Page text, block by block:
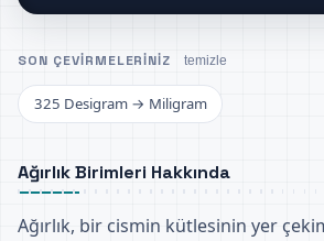
SON ÇEVIRMELERINIZ temizle
325 Desigram → Miligram
Ağırlık Birimleri Hakkında
Ağırlık, bir cismin kütlesinin yer